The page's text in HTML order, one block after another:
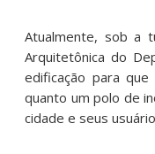
Atualmente, sob a
Arquitetônica do
edificação para
quanto um polo de
cidade e seus